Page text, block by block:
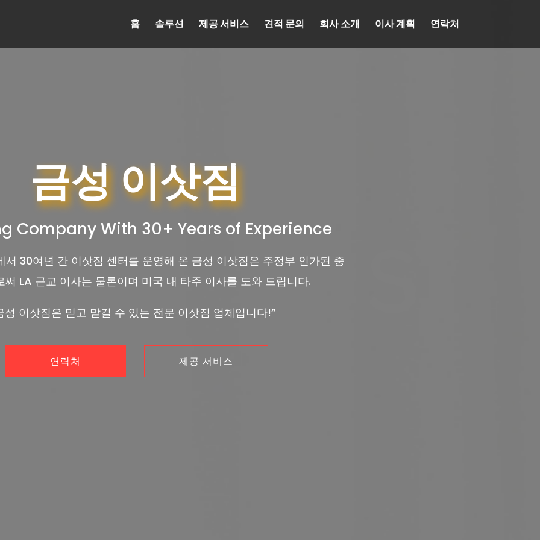
홈 솔루션 제공 서비스 견적 문의 회사 소개 이사 계획 연락처
금성 이삿짐
Company With 30+ Years of Experience
서 30여년 간 이삿짐 센터를 운영해 온 금성 이삿짐은 주정부 인가된 중
써 LA 근교 이사는 물론이며 미국 내 타주 이사를 도와 드립니다.
성 이삿짐은 믿고 맡길 수 있는 전문 이삿짐 업체입니다!”
연락처 제공 서비스